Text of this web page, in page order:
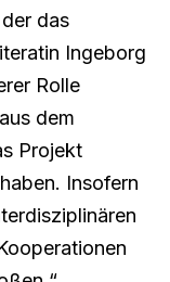
das
Ingeborg
Rolle
dem
Projekt
Insofern